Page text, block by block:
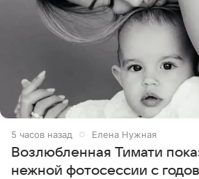
5 часов назад Елена Нужная
Возлюбленная Тимати
нежной фотосессии с